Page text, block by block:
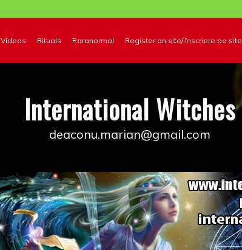
Videos Rituals Paranormal
Register on site/ înscriere pe site
International Witches
deaconu.marian@gmail.com